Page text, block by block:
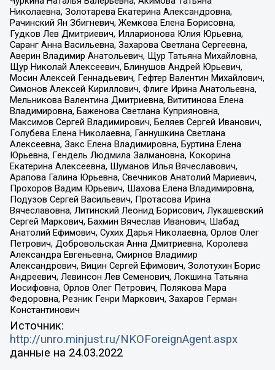
Николаевна, Золотарева Екатерина Александровна,
Рачинский Ян Збигневич, Жемкова Елена Борисовна,
Гудков Лев Дмитриевич, Илларионова Юлия Юрьевна,
Саранг Анна Васильевна, Захарова Светлана Сергеевна,
Аверин Владимир Анатольевич, Щур Татьяна Михайловна,
Щур Николай Алексеевич, Блинушов Андрей Юрьевич,
Мосин Алексей Геннадьевич, Гефтер Валентин Михайлович,
Симонов Алексей Кириллович, Флиге Ирина Анатольевна,
Мельникова Валентина Дмитриевна, Вититинова Елена
Владимировна, Баженова Светлана Куприяновна,
Максимов Сергей Владимирович, Беляев Сергей Иванович,
Голубева Елена Николаевна, Ганнушкина Светлана
Алексеевна, Закс Елена Владимировна, Буртина Елена
Юрьевна, Гендель Людмила Залмановна, Кокорина
Екатерина Алексеевна, Шуманов Илья Вячеславович,
Арапова Галина Юрьевна, Свечников Анатолий Мариевич,
Прохоров Вадим Юрьевич, Шахова Елена Владимировна,
Подузов Сергей Васильевич, Протасова Ирина
Вячеславовна, Литинский Леонид Борисович, Лукашевский
Сергей Маркович, Бахмин Вячеслав Иванович, Шабад
Анатолий Ефимович, Сухих Дарья Николаевна, Орлов Олег
Петрович, Добровольская Анна Дмитриевна, Королева
Александра Евгеньевна, Смирнов Владимир
Александрович, Вицин Сергей Ефимович, Золотухин Борис
Андреевич, Левинсон Лев Семенович, Локшина Татьяна
Иосифовна, Орлов Олег Петрович, Полякова Мара
Федоровна, Резник Генри Маркович, Захаров Герман
Константинович
Источник:
http://unro.minjust.ru/NKOForeignAgent.aspx
данные на 24.03.2022